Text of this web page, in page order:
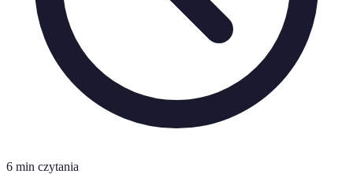
6 min czytania